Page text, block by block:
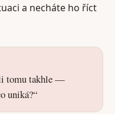
a necháte ho říct
tomu takhle —
uniká?“